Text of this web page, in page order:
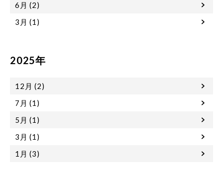
6月 (2)
3月 (1)
2025年
12月 (2)
7月 (1)
5月 (1)
3月 (1)
1月 (3)